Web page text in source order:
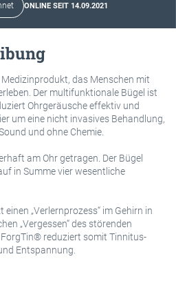
ONLINE SEIT 14.09.2021
das Menschen mit
Der multifunktionale Bügel ist
Ohrgeräusche effektiv und
um eine nicht invasives Behandlung,
und ohne Chemie.
am Ohr getragen. Der Bügel
in Summe vier wesentliche
„Verlernprozess“ im Gehirn in
„Vergessen“ des störenden
reduziert somit Tinnitus-
Entspannung.